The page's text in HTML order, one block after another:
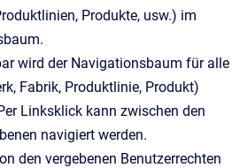
Produkte, usw.) im
wird der Navigationsbaum für alle
Fabrik, Produktlinie, Produkt)
Linksklick kann zwischen den
navigiert werden.
den vergebenen Benutzerrechten